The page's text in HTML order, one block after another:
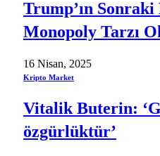
Trump’ın
Monopoly Tarzı
16 Nisan, 2025
Kripto Market
Vitalik Buterin:
özgürlüktür’